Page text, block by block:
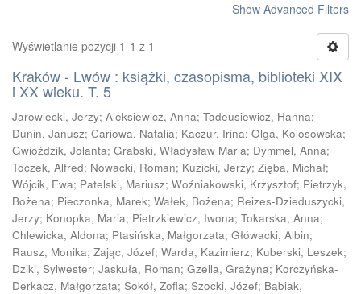
Show Advanced Filters
Wyświetlanie pozycji 1-1 z 1
Kraków - Lwów : książki, czasopisma, biblioteki XIX
i XX wieku. T. 5
Jarowiecki, Jerzy; Aleksiewicz, Anna; Tadeusiewicz, Hanna;
Dunin, Janusz; Cariowa, Natalia; Kaczur, Irina; Olga, Kolosowska;
Gwioździk, Jolanta; Grabski, Władysław Maria; Dymmel, Anna;
Toczek, Alfred; Nowacki, Roman; Kuzicki, Jerzy; Zięba, Michał;
Wójcik, Ewa; Patelski, Mariusz; Woźniakowski, Krzysztof; Pietrzyk,
Bożena; Pieczonka, Marek; Wałek, Bożena; Reizes-Dzieduszycki,
Jerzy; Konopka, Maria; Pietrzkiewicz, Iwona; Tokarska, Anna;
Chlewicka, Aldona; Ptasińska, Małgorzata; Główacki, Albin;
Rausz, Monika; Zając, Józef; Warda, Kazimierz; Kuberski, Leszek;
Dziki, Sylwester; Jaskuła, Roman; Gzella, Grażyna; Korczyńska-
Derkacz, Małgorzata; Sokół, Zofia; Szocki, Józef; Bąbiak,